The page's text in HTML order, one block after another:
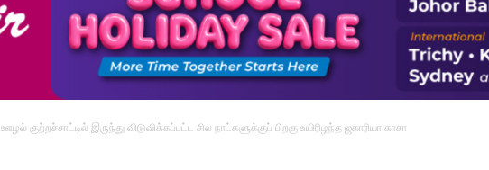
ஊழல் குற்றச்சாட்டில் இருந்து விடுவிக்கப்பட்ட சில நாட்களுக்குப் பிறகு உயிரிழந்த ஜகாரியா காசா